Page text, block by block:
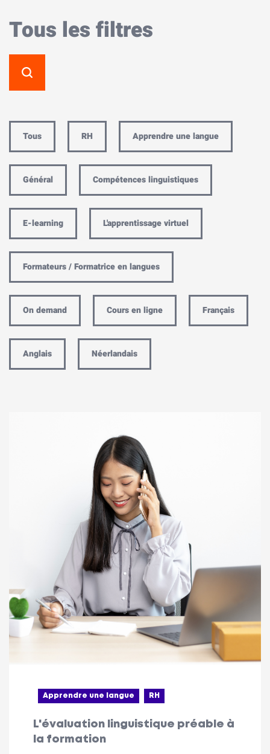
Tous les filtres
Tous RH Apprendre une langue
Général Compétences linguistiques
E-learning L'apprentissage virtuel
Formateurs / Formatrice en langues
On demand Cours en ligne Français
Anglais Néerlandais
Apprendre une langue RH
L'évaluation linguistique préable à
la formation